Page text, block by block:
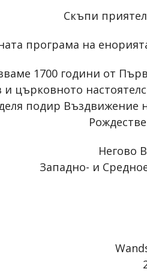
Скъпи
програма на
1700 години от
църковното
подир Въздвижение
Негово
Западно- и